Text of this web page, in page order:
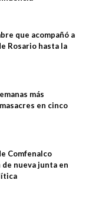
que acompañó a
Rosario hasta la
más
en cinco
Comfenalco
nueva junta en